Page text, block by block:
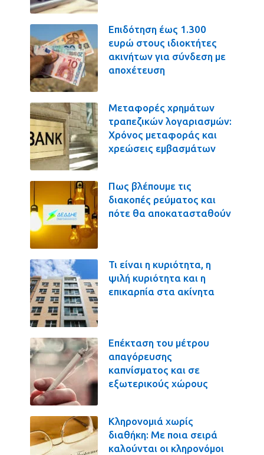
Επιδότηση έως 1.300
ευρώ στους ιδιοκτήτες
ακινήτων για σύνδεση με
αποχέτευση
Μεταφορές χρημάτων
τραπεζικών λογαριασμών:
Χρόνος μεταφοράς και
χρεώσεις εμβασμάτων
Πως βλέπουμε τις
διακοπές ρεύματος και
πότε θα αποκατασταθούν
Τι είναι η κυριότητα, η
ψιλή κυριότητα και η
επικαρπία στα ακίνητα
Επέκταση του μέτρου
απαγόρευσης
καπνίσματος και σε
εξωτερικούς χώρους
Κληρονομιά χωρίς
διαθήκη: Με ποια σειρά
καλούνται οι κληρονόμοι